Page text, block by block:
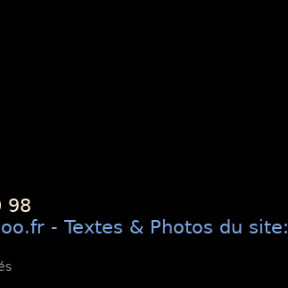
98
- Textes & Photos du site: